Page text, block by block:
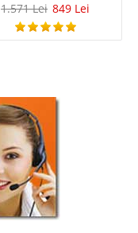
1.571 Lei 849 Lei